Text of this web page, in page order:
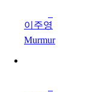
이주영
Murmur